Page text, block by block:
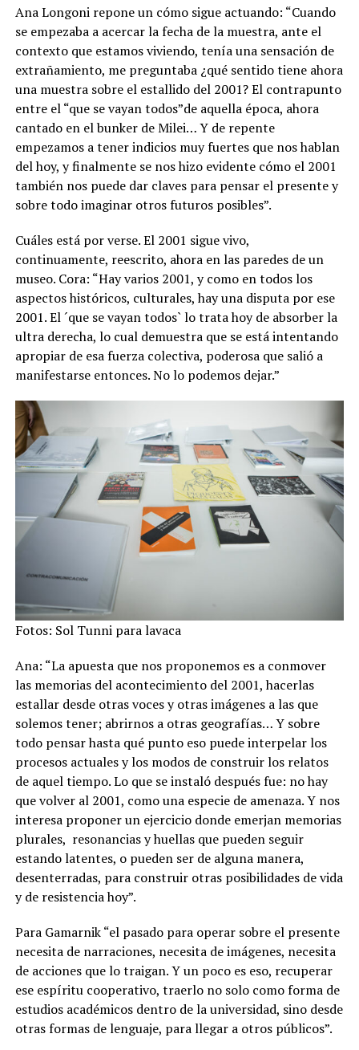
Ana Longoni repone un cómo sigue actuando: “Cuando
se empezaba a acercar la fecha de la muestra, ante el
contexto que estamos viviendo, tenía una sensación de
extrañamiento, me preguntaba ¿qué sentido tiene ahora
una muestra sobre el estallido del 2001? El contrapunto
entre el “que se vayan todos”de aquella época, ahora
cantado en el bunker de Milei… Y de repente
empezamos a tener indicios muy fuertes que nos hablan
del hoy, y finalmente se nos hizo evidente cómo el 2001
también nos puede dar claves para pensar el presente y
sobre todo imaginar otros futuros posibles”.
Cuáles está por verse. El 2001 sigue vivo,
continuamente, reescrito, ahora en las paredes de un
museo. Cora: “Hay varios 2001, y como en todos los
aspectos históricos, culturales, hay una disputa por ese
2001. El ´que se vayan todos` lo trata hoy de absorber la
ultra derecha, lo cual demuestra que se está intentando
apropiar de esa fuerza colectiva, poderosa que salió a
manifestarse entonces. No lo podemos dejar.”
Fotos: Sol Tunni para lavaca
Ana: “La apuesta que nos proponemos es a conmover
las memorias del acontecimiento del 2001, hacerlas
estallar desde otras voces y otras imágenes a las que
solemos tener; abrirnos a otras geografías… Y sobre
todo pensar hasta qué punto eso puede interpelar los
procesos actuales y los modos de construir los relatos
de aquel tiempo. Lo que se instaló después fue: no hay
que volver al 2001, como una especie de amenaza. Y nos
interesa proponer un ejercicio donde emerjan memorias
plurales, resonancias y huellas que pueden seguir
estando latentes, o pueden ser de alguna manera,
desenterradas, para construir otras posibilidades de vida
y de resistencia hoy”.
Para Gamarnik “el pasado para operar sobre el presente
necesita de narraciones, necesita de imágenes, necesita
de acciones que lo traigan. Y un poco es eso, recuperar
ese espíritu cooperativo, traerlo no solo como forma de
estudios académicos dentro de la universidad, sino desde
otras formas de lenguaje, para llegar a otros públicos”.